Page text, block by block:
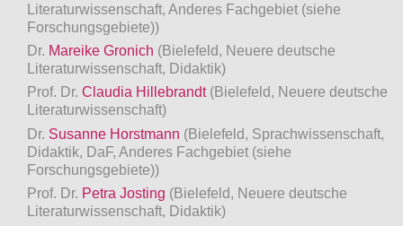
Literaturwissenschaft, Anderes Fachgebiet (siehe
Forschungsgebiete))
Dr. Mareike Gronich (Bielefeld, Neuere deutsche
Literaturwissenschaft, Didaktik)
Prof. Dr. Claudia Hillebrandt (Bielefeld, Neuere deutsche
Literaturwissenschaft)
Dr. Susanne Horstmann (Bielefeld, Sprachwissenschaft,
Didaktik, DaF, Anderes Fachgebiet (siehe
Forschungsgebiete))
Prof. Dr. Petra Josting (Bielefeld, Neuere deutsche
Literaturwissenschaft, Didaktik)